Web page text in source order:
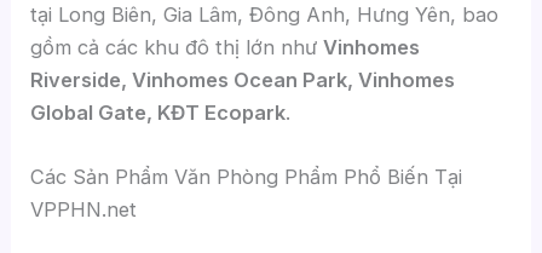
tại Long Biên, Gia Lâm, Đông Anh, Hưng Yên, bao
gồm cả các khu đô thị lớn nhưVinhomes
Riverside, Vinhomes Ocean Park, Vinhomes
Global Gate, KĐT Ecopark.
Các Sản Phẩm Văn Phòng Phẩm Phổ Biến Tại
VPPHN.net